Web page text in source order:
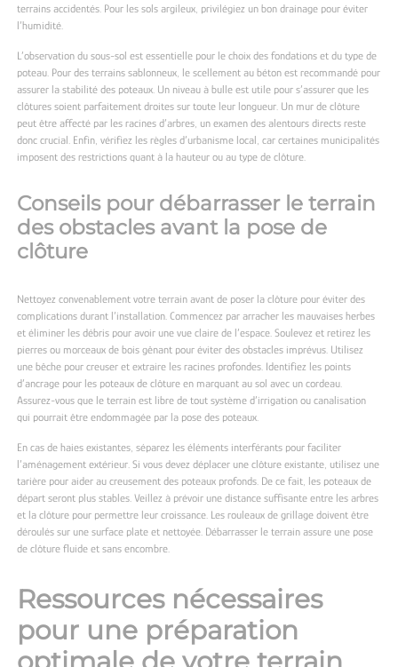
terrains accidentés. Pour les sols argileux, privilégiez un bon drainage pour éviter
l’humidité.
L’observation du sous-sol est essentielle pour le choix des fondations et du type de
poteau. Pour des terrains sablonneux, le scellement au béton est recommandé pour
assurer la stabilité des poteaux. Un niveau à bulle est utile pour s’assurer que les
clôtures soient parfaitement droites sur toute leur longueur. Un mur de clôture
peut être affecté par les racines d’arbres, un examen des alentours directs reste
donc crucial. Enfin, vérifiez les règles d’urbanisme local, car certaines municipalités
imposent des restrictions quant à la hauteur ou au type de clôture.
Conseils pour débarrasser le terrain
des obstacles avant la pose de
clôture
Nettoyez convenablement votre terrain avant de poser la clôture pour éviter des
complications durant l’installation. Commencez par arracher les mauvaises herbes
et éliminer les débris pour avoir une vue claire de l’espace. Soulevez et retirez les
pierres ou morceaux de bois gênant pour éviter des obstacles imprévus. Utilisez
une bêche pour creuser et extraire les racines profondes. Identifiez les points
d’ancrage pour les poteaux de clôture en marquant au sol avec un cordeau.
Assurez-vous que le terrain est libre de tout système d’irrigation ou canalisation
qui pourrait être endommagée par la pose des poteaux.
En cas de haies existantes, séparez les éléments interférants pour faciliter
l’aménagement extérieur. Si vous devez déplacer une clôture existante, utilisez une
tarière pour aider au creusement des poteaux profonds. De ce fait, les poteaux de
départ seront plus stables. Veillez à prévoir une distance suffisante entre les arbres
et la clôture pour permettre leur croissance. Les rouleaux de grillage doivent être
déroulés sur une surface plate et nettoyée. Débarrasser le terrain assure une pose
de clôture fluide et sans encombre.
Ressources nécessaires
pour une préparation